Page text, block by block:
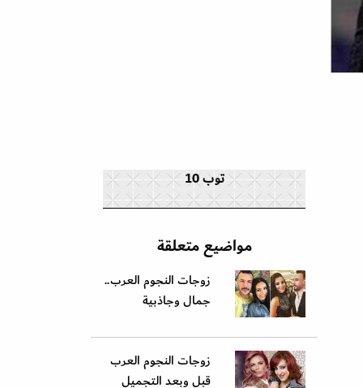
توب 10
مواضيع متعلقة
زوجات النجوم العرب..
جمال وجاذبية
زوجات النجوم العرب
قبل وبعد التجميل